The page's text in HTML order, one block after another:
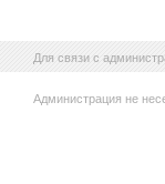
Для связи с
Администрация не